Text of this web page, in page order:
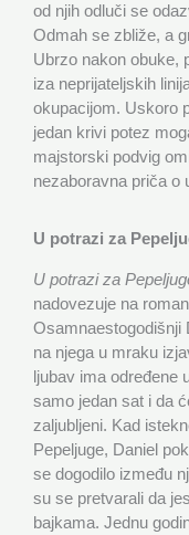
od njih odluči se
Odmah se zbliže, a
Ubrzo nakon obuke,
iza neprijateljskih
okupacijom. Uskoro
jedan krivi potez
majstorski podvig
nezaboravna priča o
U potrazi za
U potrazi za
nadovezuje na roman
Osamnaestogodišnji
na njega u mraku
ljubav ima određene
samo jedan sat i da
zaljubljeni. Kad
Pepeljuge, Daniel
se dogodilo između
su se pretvarali da
bajkama. Jednu